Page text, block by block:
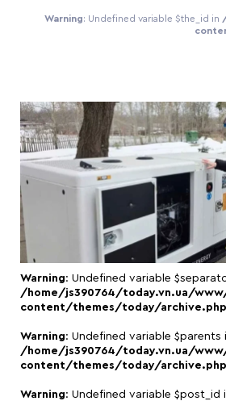
Warning: Undefined variable $the_id in
Warning: Undefined variable
/home/js390764/today.vn.ua/
content/themes/today/archive.php
Warning: Undefined variable $parents
/home/js390764/today.vn.ua/
content/themes/today/archive.php
Warning: Undefined variable $post_id